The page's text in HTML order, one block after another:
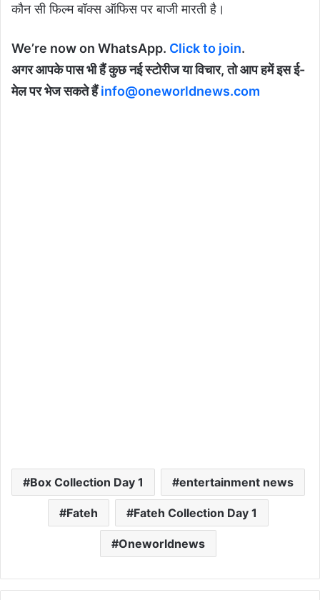
कौन सी फिल्म बॉक्स ऑफिस पर बाजी मारती है।
We’re now on WhatsApp. Click to join.
अगर आपके पास भी हैं कुछ नई स्टोरीज या विचार, तो आप हमें इस ई-
मेल पर भेज सकते हैंinfo@oneworldnews.com
Box Collection Day 1 entertainment news
Fateh Fateh Collection Day 1
Oneworldnews